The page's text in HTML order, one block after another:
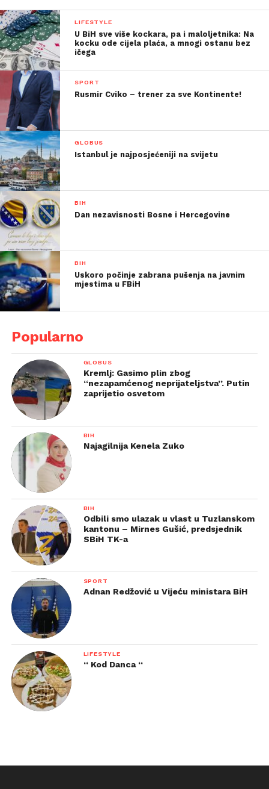
LIFESTYLE
U BiH sve više kockara, pa i maloljetnika: Na
kocku ode cijela plaća, a mnogi ostanu bez
ičega
SPORT
Rusmir Cviko – trener za sve Kontinente!
GLOBUS
Istanbul je najposjećeniji na svijetu
BIH
Dan nezavisnosti Bosne i Hercegovine
BIH
Uskoro počinje zabrana pušenja na javnim
mjestima u FBiH
Popularno
GLOBUS
Kremlj: Gasimo plin zbog
“nezapamćenog neprijateljstva”. Putin
zaprijetio osvetom
BIH
Najagilnija Kenela Zuko
BIH
Odbili smo ulazak u vlast u Tuzlanskom
kantonu – Mirnes Gušić, predsjednik
SBiH TK-a
SPORT
Adnan Redžović u Vijeću ministara BiH
LIFESTYLE
“ Kod Danca “